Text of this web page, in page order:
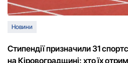
Новини
Стипендії призначили 31
на Кіровоградщині: хто їх